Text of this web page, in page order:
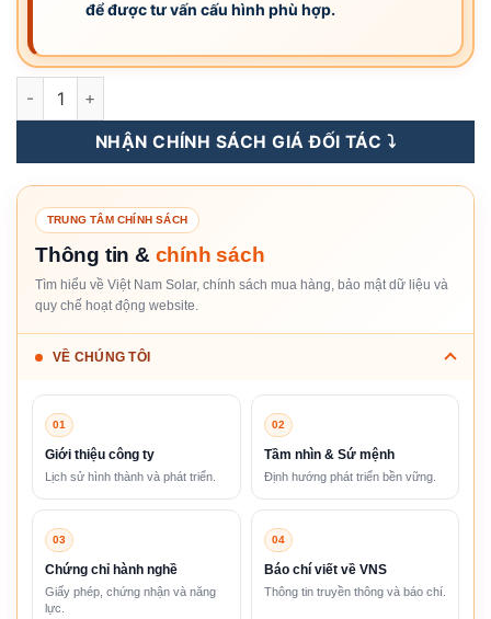
để được tư vấn cấu hình phù hợp.
TWMNF-66HD730W - Tấm Pin NLMT Tongwei Solar 730WP
NHẬN CHÍNH SÁCH GIÁ ĐỐI TÁC ⤵️
TRUNG TÂM CHÍNH SÁCH
Thông tin & chính sách
Tìm hiểu về Việt Nam Solar, chính sách mua hàng, bảo mật dữ liệu và
quy chế hoạt động website.
VỀ CHÚNG TÔI
01
Giới thiệu công ty
Lịch sử hình thành và phát triển.
02
Tầm nhìn & Sứ mệnh
Định hướng phát triển bền vững.
03
Chứng chỉ hành nghề
Giấy phép, chứng nhận và năng
lực.
04
Báo chí viết về VNS
Thông tin truyền thông và báo chí.